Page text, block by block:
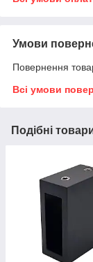
Умови
Повернення
Всі умови
Подібні